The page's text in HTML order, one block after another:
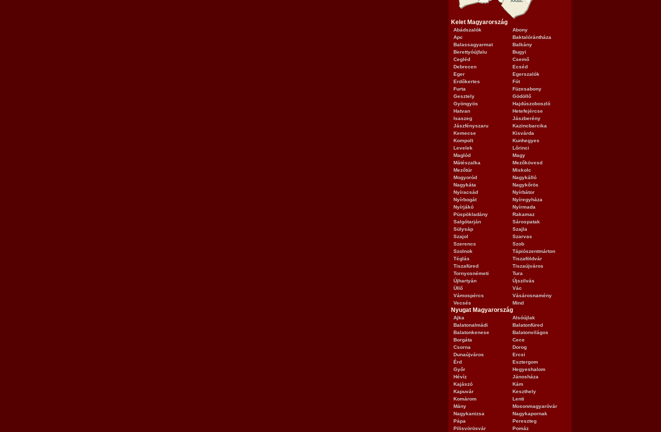
Kelet Magyarország
Abádszalók
Abony
Apc
Baktalórántháza
Balassagyarmat
Balkány
Berettyóújfalu
Bugyi
Cegléd
Csemő
Debrecen
Ecséd
Eger
Egerszalók
Erdőkertes
Fót
Furta
Füzesabony
Gesztely
Gödöllő
Gyöngyös
Hajdúszoboszló
Hatvan
Hetefejércse
Isaszeg
Jászberény
Jászfényszaru
Kazincbarcika
Kemecse
Kisvárda
Kompolt
Kunhegyes
Levelek
Lőrinci
Maglód
Magy
Mátészalka
Mezőkövesd
Mezőtúr
Miskolc
Mogyoród
Nagykálló
Nagykáta
Nagykőrös
Nyíracsád
Nyírbátor
Nyírbogát
Nyíregyháza
Nyírjákó
Nyírmada
Püspökladány
Rakamaz
Salgótarján
Sárospatak
Sülysáp
Szajla
Szajol
Szarvas
Szerencs
Szob
Szolnok
Tápiószentmárton
Téglás
Tiszaföldvár
Tiszafüred
Tiszaújváros
Tornyosnémeti
Tura
Újhartyán
Újszilvás
Üllő
Vác
Vámospércs
Vásárosnamény
Vecsés
Mind
Nyugat Magyarország
Ajka
Alsóújlak
Balatonalmádi
Balatonfüred
Balatonkenese
Balatonvilágos
Borgáta
Cece
Csorna
Dorog
Dunaújváros
Ercsi
Érd
Esztergom
Győr
Hegyeshalom
Hévíz
Jánosháza
Kajászó
Kám
Kapuvár
Keszthely
Komárom
Lenti
Mány
Mosonmagyaróvár
Nagykanizsa
Nagykapornak
Pápa
Pereszteg
Pilisvörösvár
Pomáz